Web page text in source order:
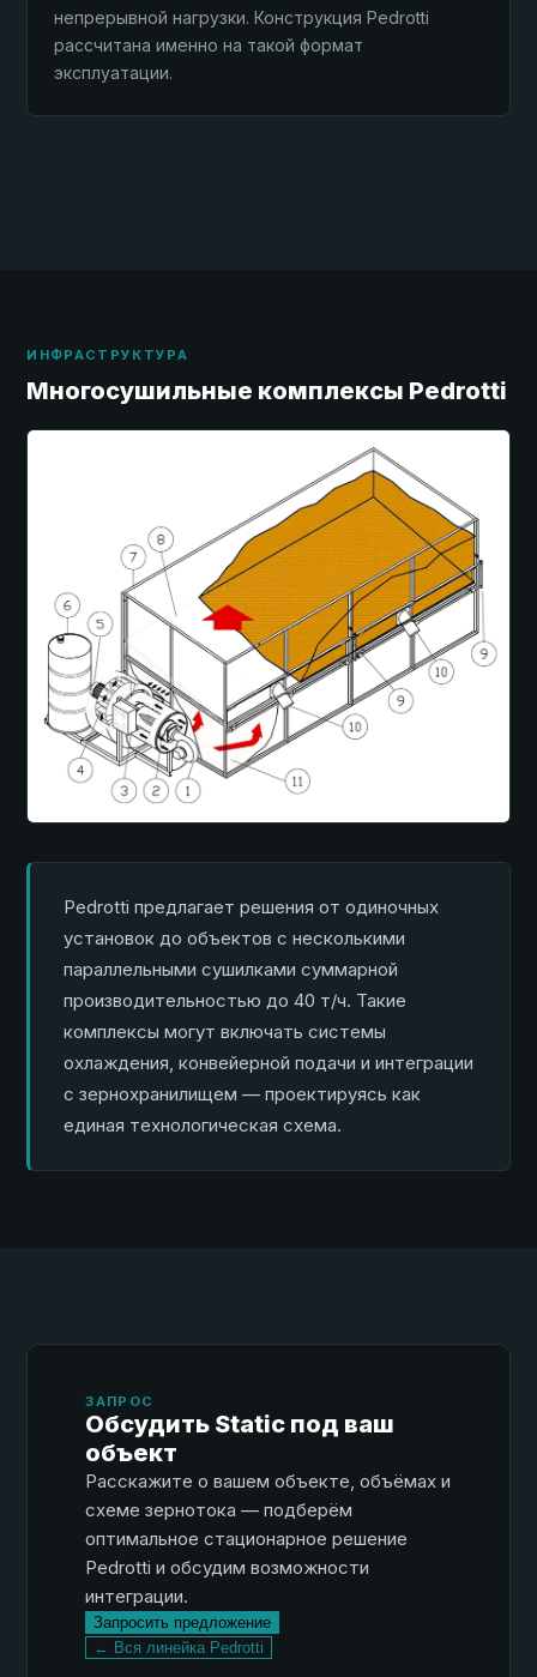
непрерывной нагрузки. Конструкция Pedrotti
рассчитана именно на такой формат
эксплуатации.
ИНФРАСТРУКТУРА
Многосушильные комплексы Pedrotti
Pedrotti предлагает решения от одиночных
установок до объектов с несколькими
параллельными сушилками суммарной
производительностью до 40 т/ч. Такие
комплексы могут включать системы
охлаждения, конвейерной подачи и интеграции
с зернохранилищем — проектируясь как
единая технологическая схема.
ЗАПРОС
Обсудить Static под ваш
объект
Расскажите о вашем объекте, объёмах и
схеме зернотока — подберём
оптимальное стационарное решение
Pedrotti и обсудим возможности
интеграции.
Запросить предложение
← Вся линейка Pedrotti